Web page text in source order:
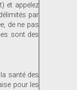
et appelez
par
de ne pas
sont des
santé des
pour les